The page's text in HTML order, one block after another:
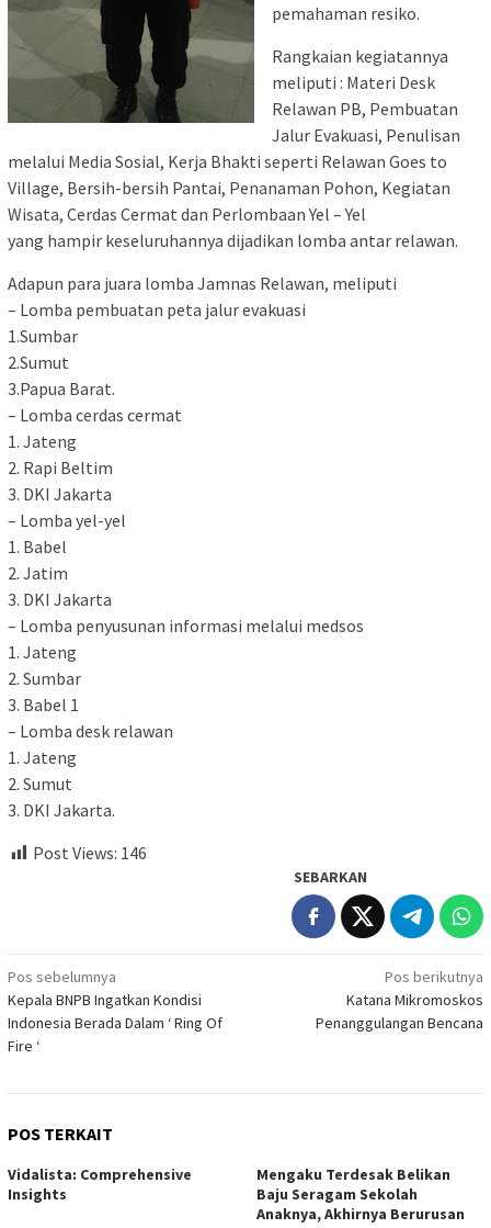
pemahaman resiko.
Rangkaian kegiatannya
meliputi : Materi Desk
Relawan PB, Pembuatan
Jalur Evakuasi, Penulisan
melalui Media Sosial, Kerja Bhakti seperti Relawan Goes to
Village, Bersih-bersih Pantai, Penanaman Pohon, Kegiatan
Wisata, Cerdas Cermat dan Perlombaan Yel – Yel
yang hampir keseluruhannya dijadikan lomba antar relawan.
Adapun para juara lomba Jamnas Relawan, meliputi
– Lomba pembuatan peta jalur evakuasi
1.Sumbar
2.Sumut
3.Papua Barat.
– Lomba cerdas cermat
1. Jateng
2. Rapi Beltim
3. DKI Jakarta
– Lomba yel-yel
1. Babel
2. Jatim
3. DKI Jakarta
– Lomba penyusunan informasi melalui medsos
1. Jateng
2. Sumbar
3. Babel 1
– Lomba desk relawan
1. Jateng
2. Sumut
3. DKI Jakarta.
Post Views: 146
SEBARKAN
Navigasi
pos
Pos sebelumnya
Kepala BNPB Ingatkan Kondisi
Indonesia Berada Dalam ‘ Ring Of
Fire ‘
Pos berikutnya
Katana Mikromoskos
Penanggulangan Bencana
POS TERKAIT
Vidalista: Comprehensive
Insights
Mengaku Terdesak Belikan
Baju Seragam Sekolah
Anaknya, Akhirnya Berurusan